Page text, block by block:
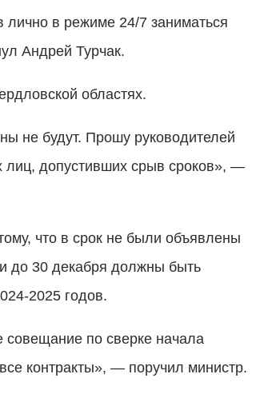
лично в режиме 24/7 заниматься
Андрей Турчак.
областях.
не будут. Прошу руководителей
лиц, допустивших срыв сроков», —
что в срок не были объявлены
до 30 декабря должны быть
2025 годов.
по сверке начала
контракты», — поручил министр.